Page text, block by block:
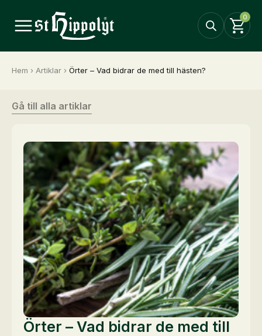
0
Hem › Artiklar › Örter – Vad bidrar de med till hästen?
Gå till alla artiklar
Örter – Vad bidrar de med till